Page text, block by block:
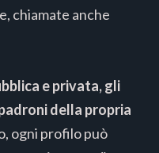
chiamate anche
e privata, gli
della propria
ogni profilo può